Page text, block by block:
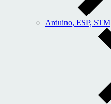
Arduino, ESP, STM